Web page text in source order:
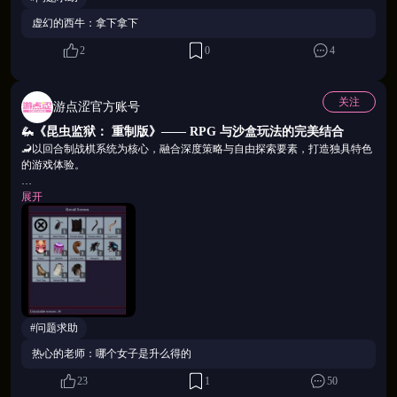
虚幻的西牛：拿下拿下
2 0 4
游点涩官方账号 关注
🦗《昆虫监狱： 重制版》—— RPG 与沙盒玩法的完美结合
🦂以回合制战棋系统为核心，融合深度策略与自由探索要素，打造独具特色
的游戏体验。
🪳在战斗中，玩家需要根据敌方配置与地形变化，合理规划虫子的行动顺序
与技能释放时机，充分考验战术思维与阵容搭配能力，让每一场战斗都充满
挑战与变化。
🦟同时，游戏引入沙盒式探索玩法，玩家可以在广阔的世界中自由行动，发
掘隐藏关卡、支线任务与稀有虫种。
🪲不同虫种拥有各自独特的能力与定位，可组合出多样化的战术流派，为战
斗带来更多可能性与乐趣，持续激发探索与收集的动力。
展开
#问题求助
热心的老师：哪个女子是升么得的
23 1 50